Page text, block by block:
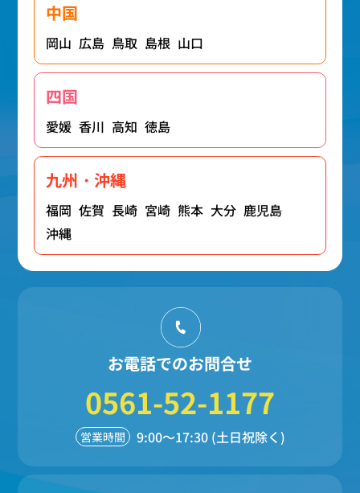
中国
岡山 広島 鳥取 島根 山口
四国
愛媛 香川 高知 徳島
九州・沖縄
福岡 佐賀 長崎 宮崎 熊本 大分 鹿児島
沖縄
お電話でのお問合せ
0561-52-1177
営業時間 9:00～17:30 (土日祝除く)